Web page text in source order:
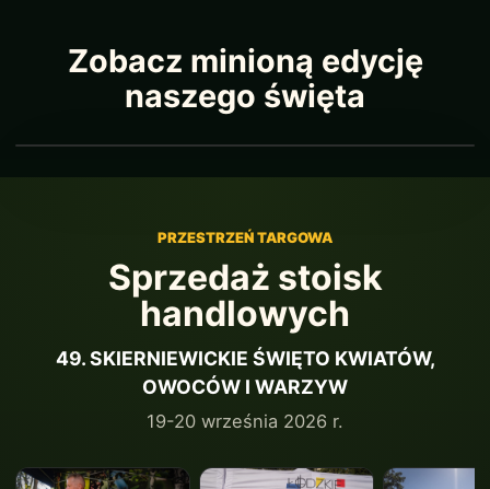
Zobacz minioną edycję
naszego święta
PRZESTRZEŃ TARGOWA
Sprzedaż stoisk
handlowych
49. SKIERNIEWICKIE ŚWIĘTO KWIATÓW,
OWOCÓW I WARZYW
19-20 września 2026 r.